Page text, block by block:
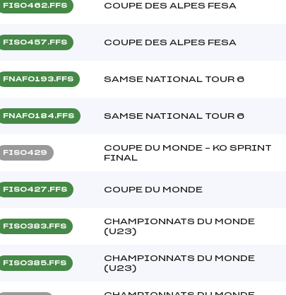
FIS0462.FFS COUPE DES ALPES FESA
FIS0457.FFS COUPE DES ALPES FESA
FNAF0193.FFS SAMSE NATIONAL TOUR 6
FNAF0184.FFS SAMSE NATIONAL TOUR 6
FIS0429
COUPE DU MONDE – KO SPRINT
FINAL
FIS0427.FFS COUPE DU MONDE
FIS0383.FFS
CHAMPIONNATS DU MONDE
(U23)
FIS0385.FFS
CHAMPIONNATS DU MONDE
(U23)